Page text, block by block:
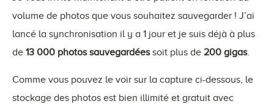
volume de photos que vous souhaitez sauvegarder ! J’ai
lancé la synchronisation il y a 1 jour et je suis déjà à plus
de 13 000 photos sauvegardéessoit plus de 200 gigas.
Comme vous pouvez le voir sur la capture ci-dessous, le
stockage des photos est bien illimité et gratuit avec